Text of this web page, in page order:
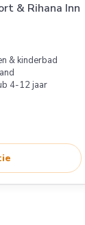
& Rihana Inn
& kinderbad
4-12 jaar